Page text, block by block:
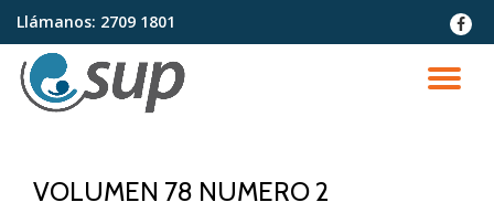
Saltar
contenido
Llámanos: 2709 1801
fa-
VOLUMEN 78 NUMERO 2